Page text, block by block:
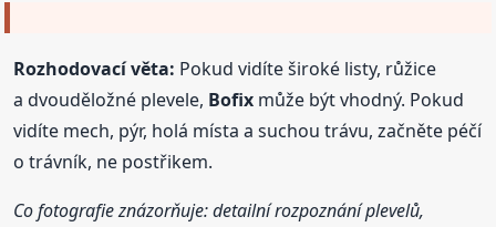
Rozhodovací věta: Pokud vidíte široké listy, růžice
a dvouděložné plevele, Bofix může být vhodný. Pokud
vidíte mech, pýr, holá místa a suchou trávu, začněte péčí
o trávník, ne postřikem.
Co fotografie znázorňuje: detailní rozpoznání plevelů,